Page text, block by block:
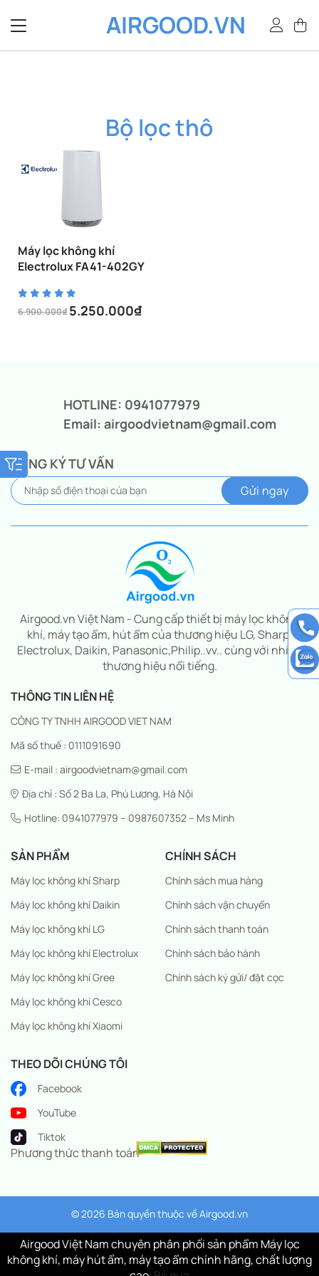
qua
dung
AIRGOOD.VN
Bộ lọc thô
Máy lọc không khí
Electrolux FA41-402GY
6.900.000₫ 5.250.000₫
HOTLINE: 0941077979
Email: airgoodvietnam@gmail.com
ĐĂNG KÝ TƯ VẤN
Airgood.vn Việt Nam - Cung cấp thiết bị máy lọc không
khí, máy tạo ẩm, hút ẩm của thương hiệu LG, Sharp,
Electrolux, Daikin, Panasonic,Philip..vv.. cùng với nhiều
thương hiệu nổi tiếng.
THÔNG TIN LIÊN HỆ
CÔNG TY TNHH AIRGOOD VIET NAM
Mã số thuế : 0111091690
E-mail : airgoodvietnam@gmail.com
Địa chỉ : Số 2 Ba La, Phú Lương, Hà Nội
Hotline: 0941077979 – 0987607352 – Ms Minh
SẢN PHẨM
Máy lọc không khí Sharp
Máy lọc không khí Daikin
Máy lọc không khí LG
Máy lọc không khí Electrolux
Máy lọc không khí Gree
Máy lọc không khí Cesco
Máy lọc không khí Xiaomi
CHÍNH SÁCH
Chính sách mua hàng
Chính sách vận chuyển
Chính sách thanh toán
Chính sách bảo hành
Chính sách ký gửi/ đặt cọc
THEO DÕI CHÚNG TÔI
Facebook
YouTube
Tiktok
Phương thức thanh toán
© 2026 Bản quyền thuộc vềAirgood.vn
Airgood Việt Nam chuyên phân phối sản phẩm Máy lọc
không khí, máy hút ẩm, máy tạo ẩm chính hãng, chất lượng